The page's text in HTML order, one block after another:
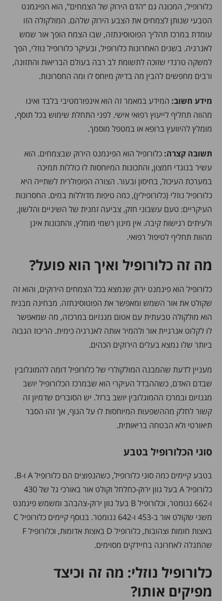
כלורופיל, המכונה גם “הדם הירוק של הצמחים”, הוא הפיגמנט
הטבעי שנותן לצמחים את הצבע הירוק שלהם. המולקולה הזו
עומדת במרכז תהליך הפוטוסינתזה, שבו הצמח הופך אור שמש
לאנרגיה. בשנים האחרונות כלורופיל, ובעיקר כלורופיל נוזלי, הפך
למשקה טרנדי שזוכה לתשומת לב רבה בעולם הבריאות והתזונה,
ורבים מחפשים להבין מה בדיוק מיוחס לו ומה החסרונות.
מידע חשוב: המידע במאמר זה הוא אינפורמטיבי בלבד ואינו
מהווה תחליף לייעוץ רפואי אישי. לפני התחלת שימוש בכל תוסף,
מומלץ להיוועץ ברופא או במטפל מוסמך.
תשובה קצרה: כלורופיל הוא הפיגמנט הירוק שבצמחים. הוא
עשיר בנוגדי חמצון, והתכונות המיוחסות לו כוללות תמיכה
במערכת העיכול, בחיסון ובעור. הצורה הפופולרית לשתייה היא
כלורופיל נוזלי (כלורופילין), כמה טיפות מדוללות במים. החסרונות
העיקריים: טעם עשבוני חזק, צביעה זמנית של השיניים והלשון,
ולעיתים רגישות קיבה. אין מינון רשמי מומלץ, והתכונות אינן
מהוות תחליף לטיפול רפואי.
מה זה כלורופיל ואיך הוא פועל?
כלורופיל הוא פיגמנט ירוק שנמצא בכל הצמחים הירוקים, והוא זה
שקולט את אור השמש ומאפשר את הפוטוסינתזה. מבחינה מבנית
הוא מולקולה טבעתית עם אטום מגנזיום במרכזה, מה שמאפשר
לו לקלוט אנרגיית אור ולהמיר אותה לאנרגיה כימית. הריכוז הגבוה
ביותר שלו נמצא בעלים הירוקים הכהים.
מעניין לדעת שהמבנה המולקולרי של כלורופיל דומה להמוגלובין
שבדם האדם, כשההבדל העיקרי הוא שבמרכז הכלורופיל יושב
מגנזיום ובמרכז ההמוגלובין יושב ברזל. יש הסוברים שדמיון זה
קשור לחלק מההשפעות המיוחסות לו על הגוף, אך זהו הסבר
תיאורטי ולא הבטחה בריאותית.
סוגי הכלורופיל בטבע
בטבע קיימים כמה סוגי כלורופיל, כשהנפוצים הם כלורופיל A ו-B.
כלורופיל A בעל גוון ירוק-כחלחל וקולט אור באורכי גל של 430
ו-662 ננומטר, וכלורופיל B בעל גוון ירוק-צהבהב ומשמש פיגמנט
משני שקולט אור ב-453 ו-642 ננומטר. בנוסף קיימים כלורופיל C
באצות חומות וצהובות, כלורופיל D באצות אדומות, וכלורופיל F
שהתגלה לאחרונה בחיידקים מסוימים.
כלורופיל נוזלי: מה זה וכיצד
מפיקים אותו?